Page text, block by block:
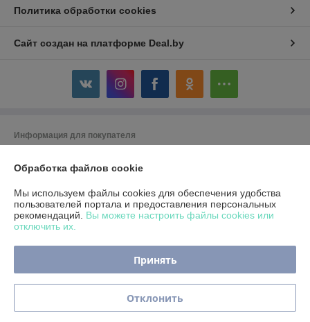
Политика обработки cookies
Сайт создан на платформе Deal.by
Информация для покупателя
Юрий Александрович
г. Минск, ул. Пономаренко 52-81 (юридический адрес)
Регистрационный номер ЕГР: 193055539
УНП: 193055539
Дата регистрации компании: 27.03.2018
Ссылка на свидетельство/лицензию
Ссылка на свидетельство/лицензию
Обработка файлов cookie
Мы используем файлы cookies для обеспечения удобства
пользователей портала и предоставления персональных
рекомендаций. Вы можете настроить файлы cookies или
отключить их.
Принять
Отклонить